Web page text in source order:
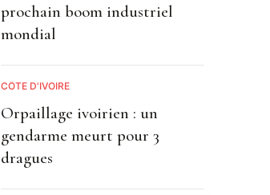
prochain boom industriel
mondial
CÔTE D'IVOIRE
Orpaillage ivoirien : un
gendarme meurt pour 3
dragues